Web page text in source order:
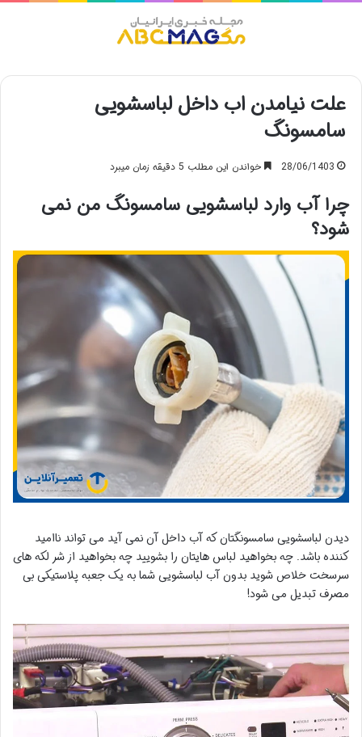
علت نیامدن اب داخل لباسشویی
سامسونگ
28/06/1403 خواندن این مطلب 5 دقیقه زمان میبرد
چرا آب وارد لباسشویی سامسونگ من نمی
شود؟
دیدن لباسشویی سامسونگتان که آب داخل آن نمی آید می تواند ناامید
کننده باشد. چه بخواهید لباس هایتان را بشویید چه بخواهید از شر لکه های
سرسخت خلاص شوید بدون آب لباسشویی شما به یک جعبه پلاستیکی بی
مصرف تبدیل می شود!